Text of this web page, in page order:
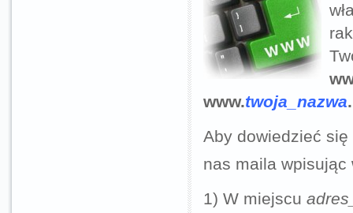
www.twoja_nazwa
Aby dowiedzieć
nas maila
1) W miejscu